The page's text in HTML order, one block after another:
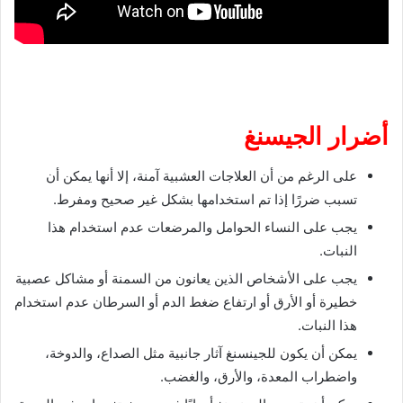
أضرار الجيسنغ
على الرغم من أن العلاجات العشبية آمنة، إلا أنها يمكن أن
تسبب ضررًا إذا تم استخدامها بشكل غير صحيح ومفرط.
يجب على النساء الحوامل والمرضعات عدم استخدام هذا
النبات.
يجب على الأشخاص الذين يعانون من السمنة أو مشاكل عصبية
خطيرة أو الأرق أو ارتفاع ضغط الدم أو السرطان عدم استخدام
هذا النبات.
يمكن أن يكون للجينسنغ آثار جانبية مثل الصداع، والدوخة،
واضطراب المعدة، والأرق، والغضب.